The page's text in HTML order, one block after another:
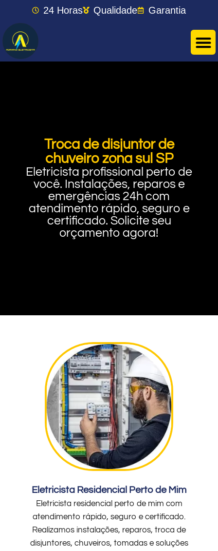
24 Horas Qualidade Garantia
Troca de disjuntor de
chuveiro zona sul SP
Eletricista profissional perto de
você. Instalações, reparos e
emergências 24h com
atendimento rápido, seguro e
certificado. Solicite seu
orçamento agora!
Eletricista Residencial Perto de Mim
Eletricista residencial perto de mim com
atendimento rápido, seguro e certificado.
Realizamos instalações, reparos, troca de
disjuntores, chuveiros, tomadas e soluções